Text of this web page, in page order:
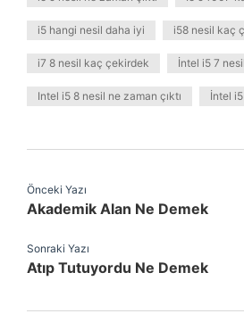
i5 hangi nesil daha iyi i58 nesil kaç
i7 8 nesil kaç çekirdek İntel i5 7
Intel i5 8 nesil ne zaman çıktı İntel
Önceki Yazı
Akademik Alan Ne Demek
Sonraki Yazı
Atıp Tutuyordu Ne Demek